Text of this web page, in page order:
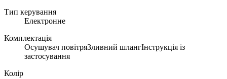
Тип керування
Електронне
Комплектація
Осушувач повітряЗливний шлангІнструкція із
застосування
Колір